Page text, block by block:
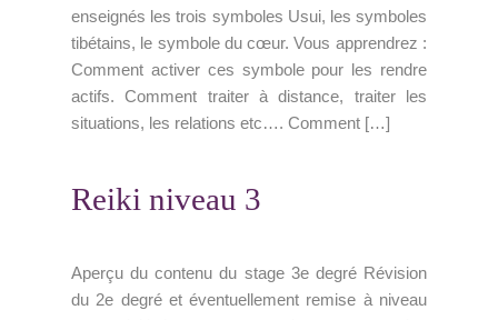
enseignés les trois symboles Usui, les symboles
tibétains, le symbole du cœur. Vous apprendrez :
Comment activer ces symbole pour les rendre
actifs. Comment traiter à distance, traiter les
situations, les relations etc…. Comment […]
Reiki niveau 3
Aperçu du contenu du stage 3e degré Révision
du 2e degré et éventuellement remise à niveau